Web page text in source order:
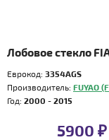
Лобовое стекло
Еврокод: 3354AGS
Производитель: FUYAO
Год: 2000 - 2015
5900 ₽